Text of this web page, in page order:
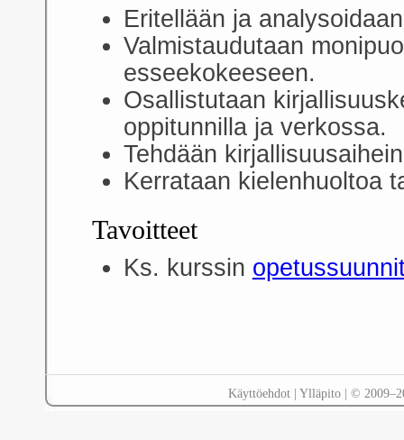
Eritellään ja
Valmistaudutaan
esseekokeeseen.
Osallistutaan
oppitunnilla ja verkossa.
Tehdään
Kerrataan kielenhuoltoa
Tavoitteet
Ks. kurssin
Käyttöehdot| Ylläpito| ©